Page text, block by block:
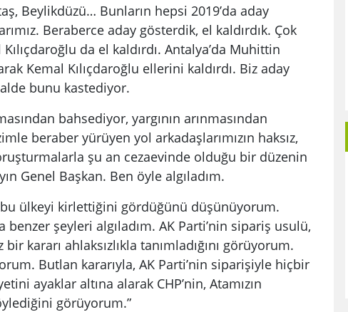
Beylikdüzü… Bunların hepsi 2019’da aday
Beraberce aday gösterdik, el kaldırdık. Çok
da el kaldırdı. Antalya’da Muhittin
Kemal Kılıçdaroğlu ellerini kaldırdı. Biz aday
bunu kastediyor.
bahsediyor, yargının arınmasından
beraber yürüyen yol arkadaşlarımızın haksız,
şu an cezaevinde olduğu bir düzenin
Genel Başkan. Ben öyle algıladım.
ülkeyi kirlettiğini gördüğünü düşünüyorum.
benzer şeyleri algıladım. AK Parti’nin sipariş usulü,
kararı ahlaksızlıkla tanımladığını görüyorum.
Butlan kararıyla, AK Parti’nin siparişiyle hiçbir
ayaklar altına alarak CHP’nin, Atamızın
görüyorum.”